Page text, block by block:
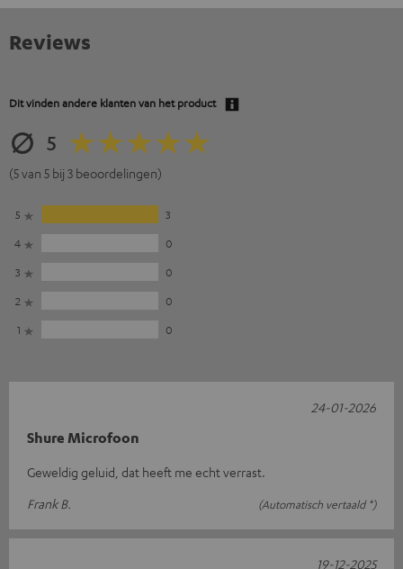
Reviews
Dit vinden andere klanten van het product
5
(5 van 5 bij 3 beoordelingen)
5
3
4
0
3
0
2
0
1
0
Shure Microfoon
Geweldig geluid, dat heeft me echt verrast.
Frank B.
(Automatisch vertaald *)
24-01-2026
19-12-2025